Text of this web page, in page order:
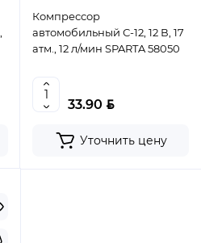
Компрессор
автомобильный С-12, 12 В, 17
атм., 12 л/мин SPARTA 58050
33.90 BYN
Уточнить цену